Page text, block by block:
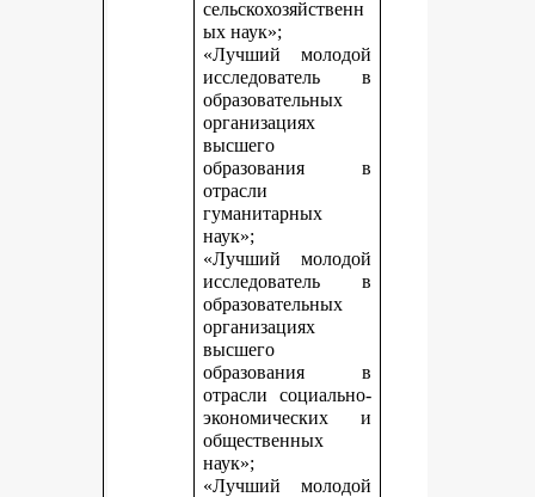
сельскохозяйственн
ых наук»;
«Лучший молодой
исследователь в
образовательных
организациях
высшего
образования в
отрасли
гуманитарных
наук»;
«Лучший молодой
исследователь в
образовательных
организациях
высшего
образования в
отрасли социально-
экономических и
общественных
наук»;
«Лучший молодой